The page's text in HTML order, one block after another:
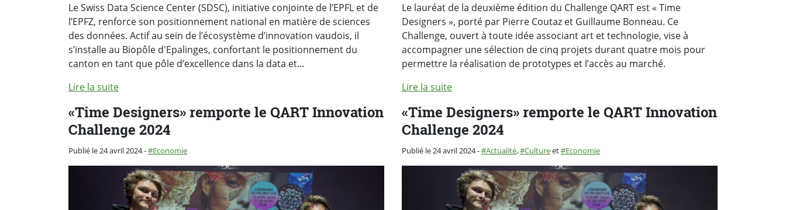
Le Swiss Data Science Center (SDSC), initiative conjointe de l’EPFL et de
l’EPFZ, renforce son positionnement national en matière de sciences
des données. Actif au sein de l’écosystème d’innovation vaudois, il
s’installe au Biopôle d'Epalinges, confortant le positionnement du
canton en tant que pôle d’excellence dans la data et…
Lire la suite
Le lauréat de la deuxième édition du Challenge QART est « Time
Designers », porté par Pierre Coutaz et Guillaume Bonneau. Ce
Challenge, ouvert à toute idée associant art et technologie, vise à
accompagner une sélection de cinq projets durant quatre mois pour
permettre la réalisation de prototypes et l’accès au marché.
Lire la suite
«Time Designers» remporte le QART Innovation
Challenge 2024
Publié le 24 avril 2024-Catégorie :
Economie
«Time Designers» remporte le QART Innovation
Challenge 2024
Publié le 24 avril 2024-Catégorie :
Actualité, Cultureet Economie